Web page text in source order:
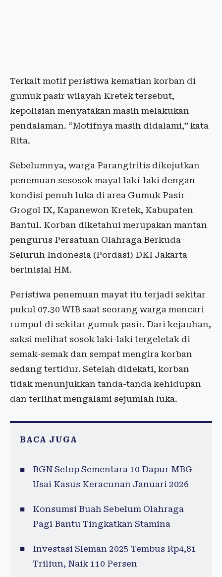
Terkait motif peristiwa kematian korban di
gumuk pasir wilayah Kretek tersebut,
kepolisian menyatakan masih melakukan
pendalaman. “Motifnya masih didalami,” kata
Rita.
Sebelumnya, warga Parangtritis dikejutkan
penemuan sesosok mayat laki-laki dengan
kondisi penuh luka di area Gumuk Pasir
Grogol IX, Kapanewon Kretek, Kabupaten
Bantul. Korban diketahui merupakan mantan
pengurus Persatuan Olahraga Berkuda
Seluruh Indonesia (Pordasi) DKI Jakarta
berinisial HM.
Peristiwa penemuan mayat itu terjadi sekitar
pukul 07.30 WIB saat seorang warga mencari
rumput di sekitar gumuk pasir. Dari kejauhan,
saksi melihat sosok laki-laki tergeletak di
semak-semak dan sempat mengira korban
sedang tertidur. Setelah didekati, korban
tidak menunjukkan tanda-tanda kehidupan
dan terlihat mengalami sejumlah luka.
BACA JUGA
BGN Setop Sementara 10 Dapur MBG
Usai Kasus Keracunan Januari 2026
Konsumsi Buah Sebelum Olahraga
Pagi Bantu Tingkatkan Stamina
Investasi Sleman 2025 Tembus Rp4,81
Triliun, Naik 110 Persen